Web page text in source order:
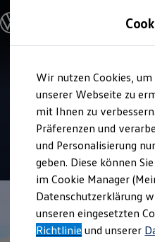
Hauptinhalt
springen
Footer
springen
Modelle & Konfigurator
Modelle
Vorgängermodelle
Oldtimer
Bulli Historie
Branchenlösungen &
Umbaulösungen
Auf- und
Groß- und
Großkunden
Kommunen &
Journalisten
Sportvereine
Branchenlösungen
Service
Heinrich
Nutzfahrzeuge
4.8|81
Wir nutzen Cookies,
unserer Webseite zu
mit Ihnen zu
Präferenzen und
und Personalisierung
geben. Diese können
im Cookie Manager
Datenschutzerklärung
unseren eingesetzten
Richtlinie und unserer